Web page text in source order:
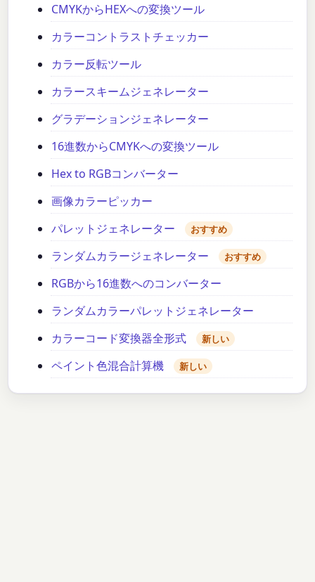
CMYKからHEXへの変換ツール
カラーコントラストチェッカー
カラー反転ツール
カラースキームジェネレーター
グラデーションジェネレーター
16進数からCMYKへの変換ツール
Hex to RGBコンバーター
画像カラーピッカー
パレットジェネレーター
おすすめ
ランダムカラージェネレーター おすすめ
RGBから16進数へのコンバーター
ランダムカラーパレットジェネレーター
カラーコード変換器全形式
新しい
ペイント色混合計算機 新しい